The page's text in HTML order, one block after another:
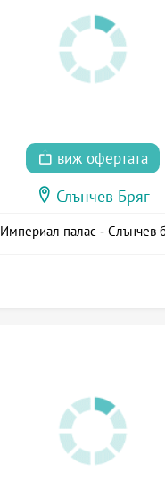
виж офертата
Слънчев Бряг
Империал палас - Слънчев